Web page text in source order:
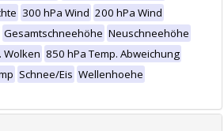
300 hPa Wind 200 hPa Wind
Gesamtschneehöhe Neuschneehöhe
Wolken 850 hPa Temp. Abweichung
Schnee/Eis Wellenhoehe